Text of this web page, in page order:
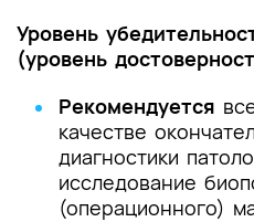
Уровень
(уровень
Рекомендуется
качестве
диагностики
исследование
(операционного)